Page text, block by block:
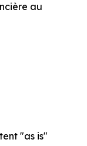
au
"as is"